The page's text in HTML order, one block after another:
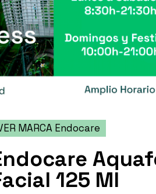
MARCA Endocare
125 Ml